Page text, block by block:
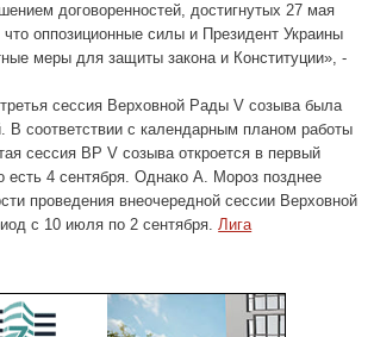
договоренностей, достигнутых 27 мая
оппозиционные силы и Президент Украины
меры для защиты закона и Конституции», -
сессия Верховной Рады V созыва была
В соответствии с календарным планом работы
сессия ВР V созыва откроется в первый
есть 4 сентября. Однако А. Мороз позднее
проведения внеочередной сессии Верховной
с 10 июля по 2 сентября.Лига